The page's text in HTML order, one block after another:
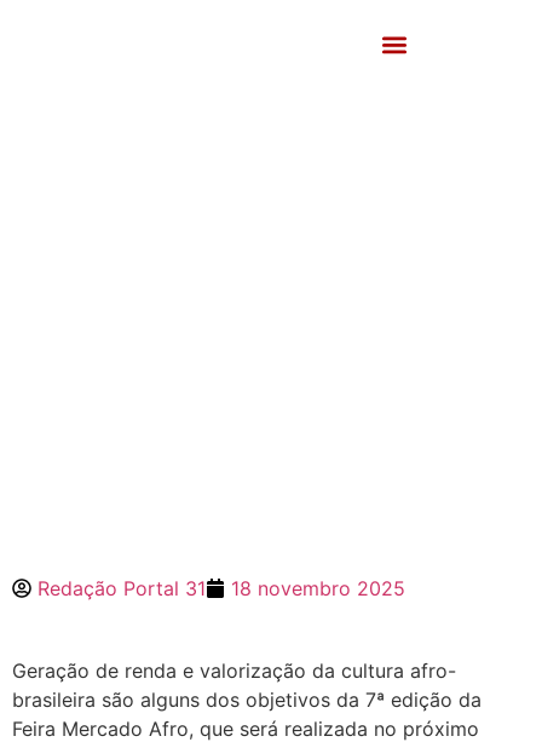
Redação Portal 31 18 novembro 2025
Geração de renda e valorização da cultura afro-
brasileira são alguns dos objetivos da 7ª edição da
Feira Mercado Afro, que será realizada no próximo